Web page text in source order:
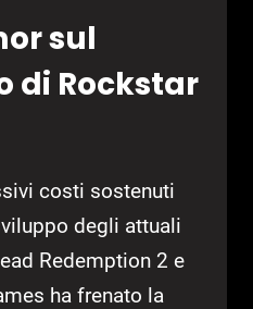
sul
di Rockstar
costi sostenuti
degli attuali
Redemption 2 e
ha frenato la